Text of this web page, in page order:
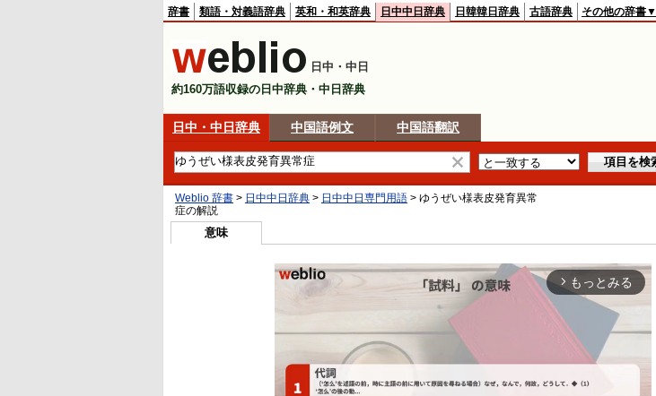
辞書 類語・対義語辞典 英和・和英辞典 日中中日辞典 日韓韓日辞典 古語辞典 その他の辞書▼
日中・中日
約160万語収録の日中辞典・中日辞典
日中・中日辞典 中国語例文 中国語翻訳
Weblio 辞書 > 日中中日辞典 > 日中中日専門用語 > ゆうぜい様表皮発育異常
症の解説
意味
arrow_forward_ios もっとみる